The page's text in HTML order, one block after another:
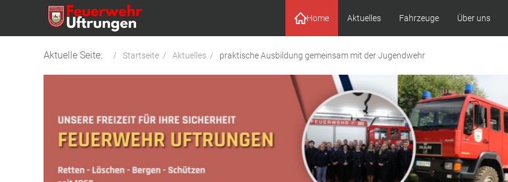
Home Aktuelles Fahrzeuge Über uns
Aktuelle Seite: Startseite Aktuelles praktische Ausbildung gemeinsam mit der Jugendwehr